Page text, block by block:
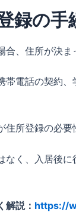
録の手
、住所が決
帯電話の契約
所登録の必要
なく、入居後
解説： https://